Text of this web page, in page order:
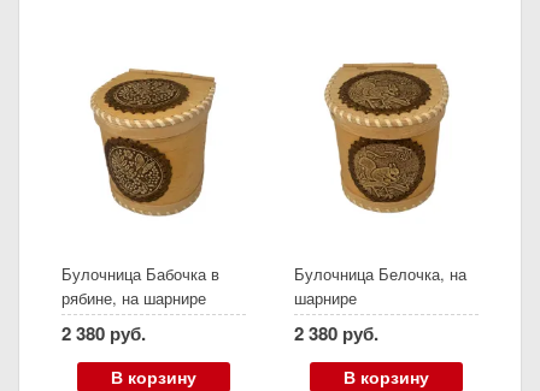
Булочница Бабочка в
рябине, на шарнире
2 380 руб.
В корзину
Булочница Белочка, на
шарнире
2 380 руб.
В корзину